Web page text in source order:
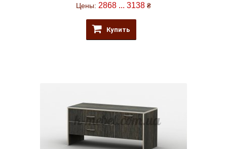
Цены: 2868 ... 3138 ₴
Купить